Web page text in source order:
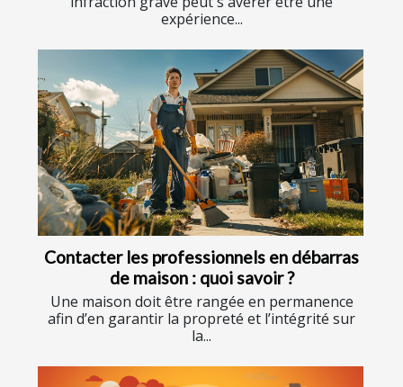
expérience...
Contacter les professionnels en débarras
de maison : quoi savoir ?
Une maison doit être rangée en permanence
afin d’en garantir la propreté et l’intégrité sur
la...